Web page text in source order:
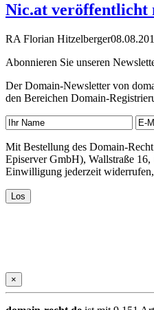
Nic.at veröffentlicht
RA Florian Hitzelberger
Abonnieren Sie unseren
Der Domain-Newsletter von
den Bereichen Domain-
Mit Bestellung des Domain-
Episerver GmbH), Wallstraße
Einwilligung jederzeit
×